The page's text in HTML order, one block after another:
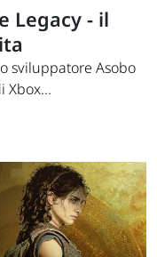
Legacy - il
sviluppatore Asobo
Xbox...